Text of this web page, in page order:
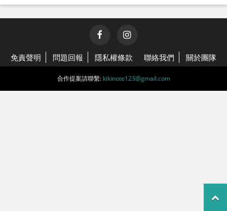
免責聲明 問題回報 隱私權條款 聯絡我們 關於團隊
合作提案請聯繫: kikinote123@gmail.com